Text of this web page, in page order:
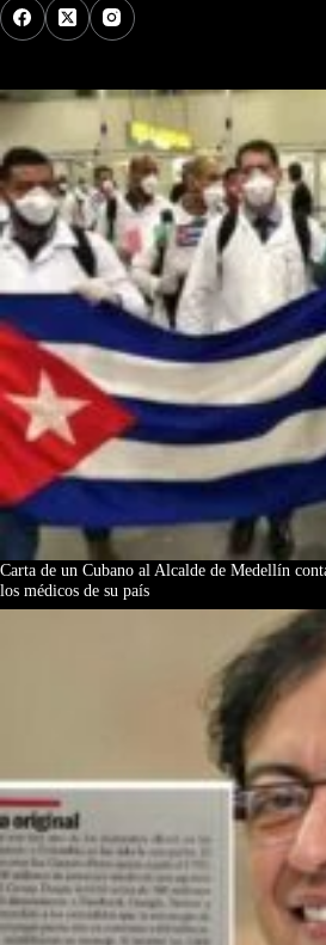
Carta de un Cubano al Alcalde de Medellín
los médicos de su país